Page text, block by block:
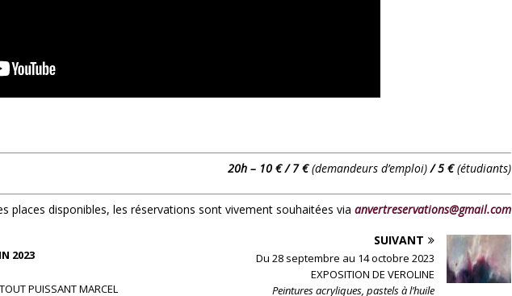
20h – 10 € / 7 €(demandeurs d’emploi)/ 5 €(étudiants)
places disponibles, les réservations sont vivement souhaitées via anvertreservations@gmail.com
2023
PUISSANT MARCEL
SUIVANT
Du 28 septembre au 14 octobre 2023
EXPOSITION DE VEROLINE
Peintures acryliques, pastels à l’huile